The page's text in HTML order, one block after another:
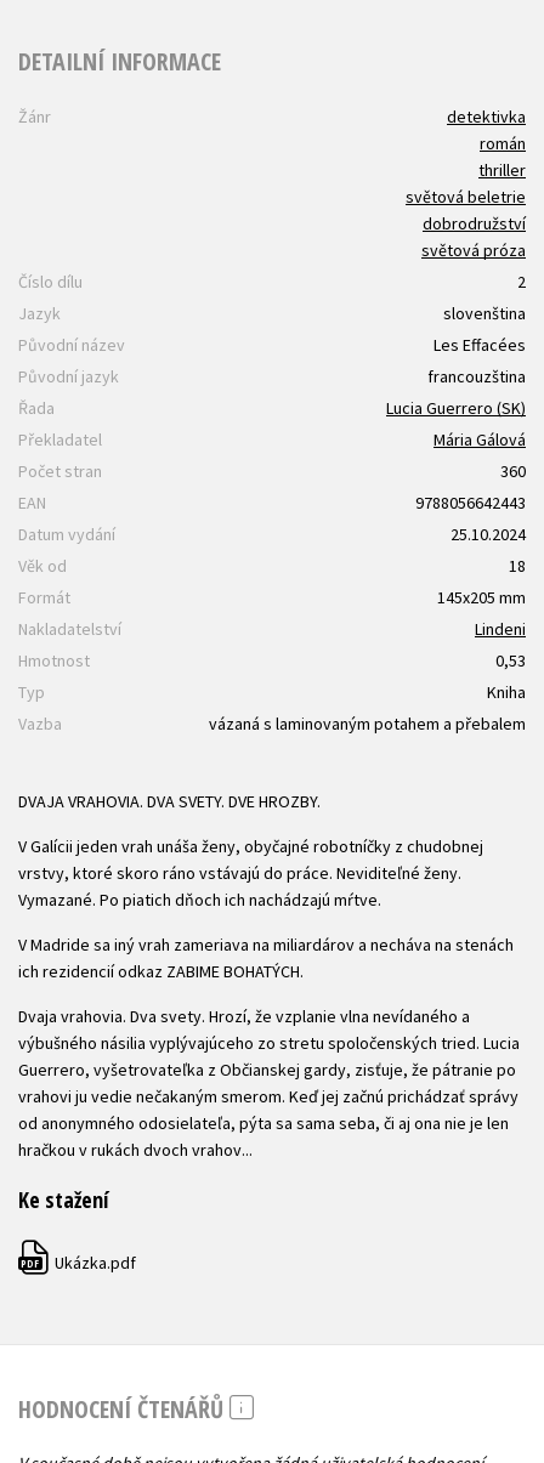
DETAILNÍ INFORMACE
Žánr
detektivka
román
thriller
světová beletrie
dobrodružství
světová próza
Číslo dílu
2
Jazyk
slovenština
Původní název
Les Effacées
Původní jazyk
francouzština
Řada
Lucia Guerrero (SK)
Překladatel
Mária Gálová
Počet stran
360
EAN
9788056642443
Datum vydání
25.10.2024
Věk od
18
Formát
145x205 mm
Nakladatelství
Lindeni
Hmotnost
0,53
Typ
Kniha
Vazba
vázaná s laminovaným potahem a přebalem
DVAJA VRAHOVIA. DVA SVETY. DVE HROZBY.
V Galícii jeden vrah unáša ženy, obyčajné robotníčky z chudobnej
vrstvy, ktoré skoro ráno vstávajú do práce. Neviditeľné ženy.
Vymazané. Po piatich dňoch ich nachádzajú mŕtve.
V Madride sa iný vrah zameriava na miliardárov a necháva na stenách
ich rezidencií odkaz ZABIME BOHATÝCH.
Dvaja vrahovia. Dva svety. Hrozí, že vzplanie vlna nevídaného a
výbušného násilia vyplývajúceho zo stretu spoločenských tried. Lucia
Guerrero, vyšetrovateľka z Občianskej gardy, zisťuje, že pátranie po
vrahovi ju vedie nečakaným smerom. Keď jej začnú prichádzať správy
od anonymného odosielateľa, pýta sa sama seba, či aj ona nie je len
hračkou v rukách dvoch vrahov...
Ke stažení
PDF Ukázka.pdf
HODNOCENÍ ČTENÁŘŮ